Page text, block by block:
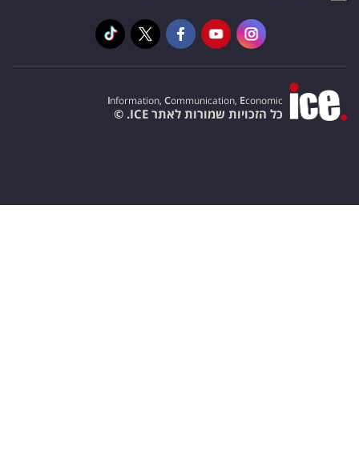
Information, Communication, Economic
כל הזכויות שמורות לאתר ICE. ©